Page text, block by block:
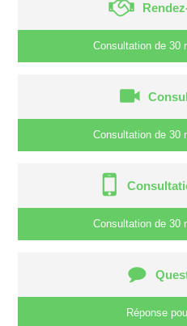
Consultation de 30
Consultation de 30
Consultation de 30
Réponse